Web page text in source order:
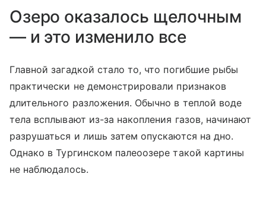
Озеро оказалось щелочным
— и это изменило все
Главной загадкой стало то, что погибшие рыбы
практически не демонстрировали признаков
длительного разложения. Обычно в теплой воде
тела всплывают из-за накопления газов, начинают
разрушаться и лишь затем опускаются на дно.
Однако в Тургинском палеоозере такой картины
не наблюдалось.